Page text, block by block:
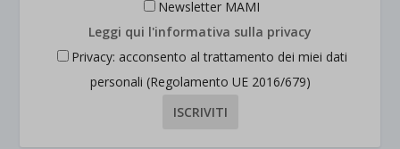
Newsletter MAMI
Leggi qui l'informativa sulla privacy
Privacy: acconsento al trattamento dei miei dati
personali (Regolamento UE 2016/679)